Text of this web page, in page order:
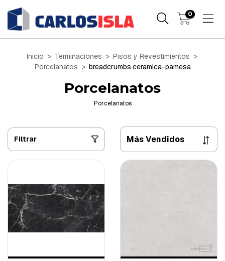
0
Inicio > Terminaciones > Pisos y Revestimientos >
Porcelanatos > breadcrumbs.ceramica-pamesa
Porcelanatos
Porcelanatos
Filtrar